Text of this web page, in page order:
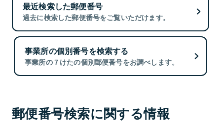
最近検索した郵便番号
過去に検索した郵便番号をご覧いただけます。
事業所の個別番号を検索する
事業所の７けたの個別郵便番号をお調べします。
郵便番号検索に関する情報